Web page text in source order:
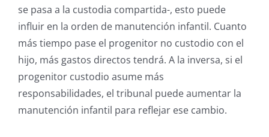
se pasa a la custodia compartida-, esto puede
influir en la orden de manutención infantil. Cuanto
más tiempo pase el progenitor no custodio con el
hijo, más gastos directos tendrá. A la inversa, si el
progenitor custodio asume más
responsabilidades, el tribunal puede aumentar la
manutención infantil para reflejar ese cambio.